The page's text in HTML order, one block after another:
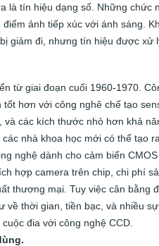
là tín hiệu dạng số. Những chức
ảnh tiếp xúc với ánh sáng.
giảm đi, nhưng tín hiệu được xử
từ giai đoạn cuối 1960-1970.
hơn với công nghê chế tạo
các kích thước nhỏ hơn khả
nhà khoa học mới có thể tạo
nghệ dành cho cảm biến
hợp camera trên chip, chi phí
thương mại. Tuy việc cân bằng
về thời gian, tiền bạc, và nhiều
đia với công nghệ CCD.